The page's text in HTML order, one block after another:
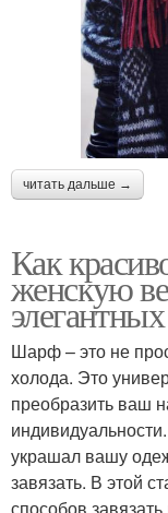
читать дальше →
Как
женскую
Шарф – это не
холода. Это
преобразить ваш
украшал вашу
завязать. В этой
способов